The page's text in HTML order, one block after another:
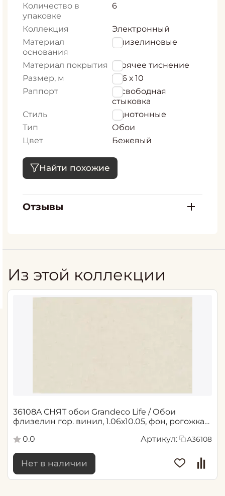
Количество в
упаковке
6
Коллекция
Электронный
Материал
основания
Флизелиновые
Материал покрытия горячее тиснение
Размер, м
1,06 х 10
Раппорт
0, свободная
стыковка
Стиль
Однотонные
Тип
Обои
Цвет
Бежевый
Найти похожие
Отзывы
Из этой коллекции
36108A СНЯТ обои Grandeco Life / Обои
флизелин гор. винил, 1.06х10.05, фон, рогожка
0.0
Артикул: A36108
Нет в наличии